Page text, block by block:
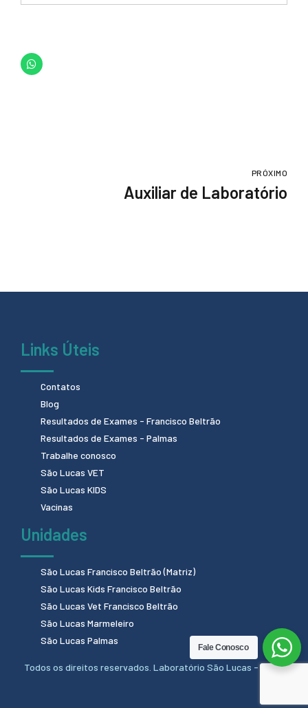
PRÓXIMO
Auxiliar de Laboratório
Links Úteis
Contatos
Blog
Resultados de Exames - Francisco Beltrão
Resultados de Exames - Palmas
Trabalhe conosco
São Lucas VET
São Lucas KIDS
Vacinas
Unidades
São Lucas Francisco Beltrão (Matriz)
São Lucas Kids Francisco Beltrão
São Lucas Vet Francisco Beltrão
São Lucas Marmeleiro
São Lucas Palmas
Todos os direitos reservados. Laboratório São Lucas - 2024.
Fale Conosco